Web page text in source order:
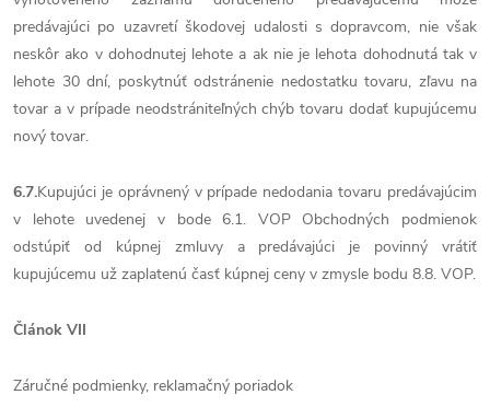
predávajúci po uzavretí škodovej udalosti s dopravcom, nie však
neskôr ako v dohodnutej lehote a ak nie je lehota dohodnutá tak v
lehote 30 dní, poskytnúť odstránenie nedostatku tovaru, zľavu na
tovar a v prípade neodstrániteľných chýb tovaru dodať kupujúcemu
nový tovar.
6.7.Kupujúci je oprávnený v prípade nedodania tovaru predávajúcim
v lehote uvedenej v bode 6.1. VOP Obchodných podmienok
odstúpiť od kúpnej zmluvy a predávajúci je povinný vrátiť
kupujúcemu už zaplatenú časť kúpnej ceny v zmysle bodu 8.8. VOP.
Článok VII
Záručné podmienky, reklamačný poriadok